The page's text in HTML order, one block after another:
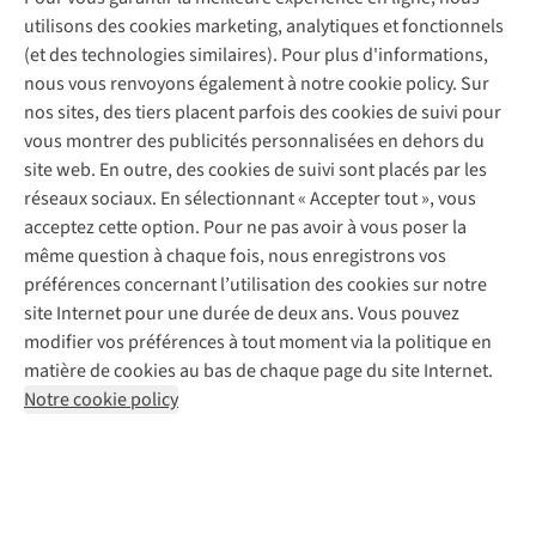
utilisons des cookies marketing, analytiques et fonctionnels
(et des technologies similaires). Pour plus d'informations,
nous vous renvoyons également à notre cookie policy. Sur
nos sites, des tiers placent parfois des cookies de suivi pour
vous montrer des publicités personnalisées en dehors du
site web. En outre, des cookies de suivi sont placés par les
réseaux sociaux. En sélectionnant « Accepter tout », vous
acceptez cette option. Pour ne pas avoir à vous poser la
même question à chaque fois, nous enregistrons vos
préférences concernant l’utilisation des cookies sur notre
site Internet pour une durée de deux ans. Vous pouvez
modifier vos préférences à tout moment via la politique en
matière de cookies au bas de chaque page du site Internet.
Notre cookie policy
Contactez-nous
Déclaration d'accessibilité
Service de lavage
Entretien de chaussures
Réparation de chaussures
Réparation de vêtements
Retouches
Pour les entreprises
Explore Camp
Gear Check
Expertise & conseils
Abonnez-vous à la newsletter
Suivez-nous
Mentions légales
Politique de confidentialité
Conditions générales
Cookie Policy
AS Adventure Luxemburg SA,